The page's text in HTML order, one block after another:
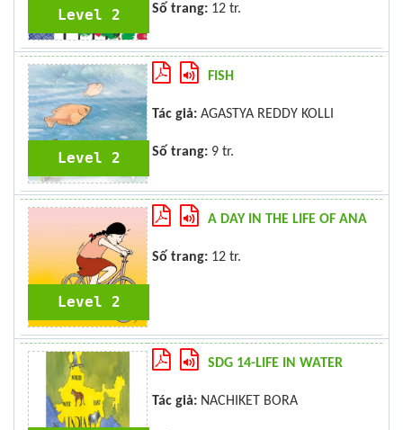
Level 2 Số trang: 12 tr.
Level 2
FISH
Tác giả: AGASTYA REDDY KOLLI
Số trang: 9 tr.
Level 2
A DAY IN THE LIFE OF ANA
Số trang: 12 tr.
SDG 14-LIFE IN WATER
Tác giả: NACHIKET BORA